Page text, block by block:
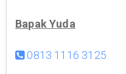
Bapak Yuda
0813 1116 3125